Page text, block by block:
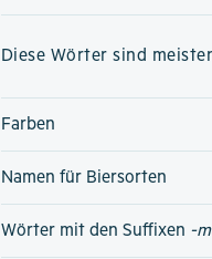
Diese Wörter sind
Farben
Namen für Biersorten
Wörter mit den Suffixen -